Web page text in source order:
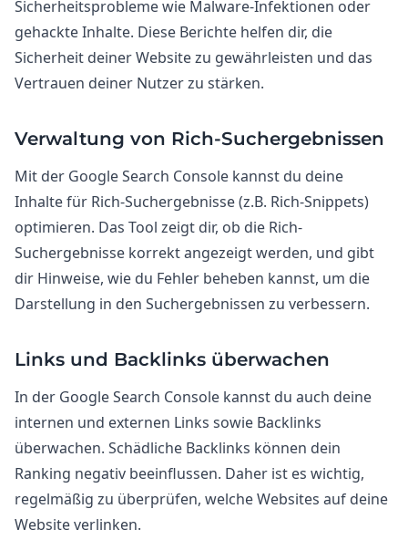
Sicherheitsprobleme wie Malware-Infektionen oder
gehackte Inhalte. Diese Berichte helfen dir, die
Sicherheit deiner Website zu gewährleisten und das
Vertrauen deiner Nutzer zu stärken.
Verwaltung von Rich-Suchergebnissen
Mit der Google Search Console kannst du deine
Inhalte für Rich-Suchergebnisse (z.B. Rich-Snippets)
optimieren. Das Tool zeigt dir, ob die Rich-
Suchergebnisse korrekt angezeigt werden, und gibt
dir Hinweise, wie du Fehler beheben kannst, um die
Darstellung in den Suchergebnissen zu verbessern.
Links und Backlinks überwachen
In der Google Search Console kannst du auch deine
internen und externen Links sowie Backlinks
überwachen. Schädliche Backlinks können dein
Ranking negativ beeinflussen. Daher ist es wichtig,
regelmäßig zu überprüfen, welche Websites auf deine
Website verlinken.